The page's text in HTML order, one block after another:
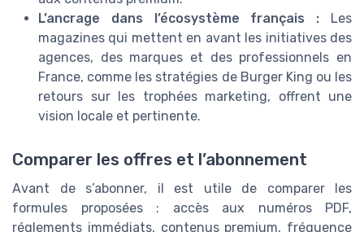
L’ancrage dans l’écosystème français : Les
magazines qui mettent en avant les initiatives des
agences, des marques et des professionnels en
France, comme les stratégies de Burger King ou les
retours sur les trophées marketing, offrent une
vision locale et pertinente.
Comparer les offres et l’abonnement
Avant de s’abonner, il est utile de comparer les
formules proposées : accès aux numéros PDF,
réglements immédiats, contenus premium, fréquence